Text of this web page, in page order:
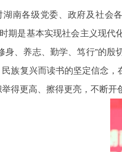
湖南各级党委、政府及社会
时期是基本实现社会主义现
身、养志、勤学、笃行”的
族复兴而读书的坚定信念
得更高、擦得更亮，不断开